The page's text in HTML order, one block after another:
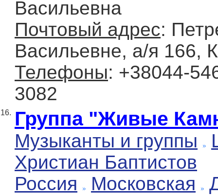
Васильевна
Почтовый адрес:
Васильевне, а/я 166,
Телефоны: +38044-
3082
16. Группа "Живые
Музыканты и группы
Христиан Баптистов
Россия
Московская